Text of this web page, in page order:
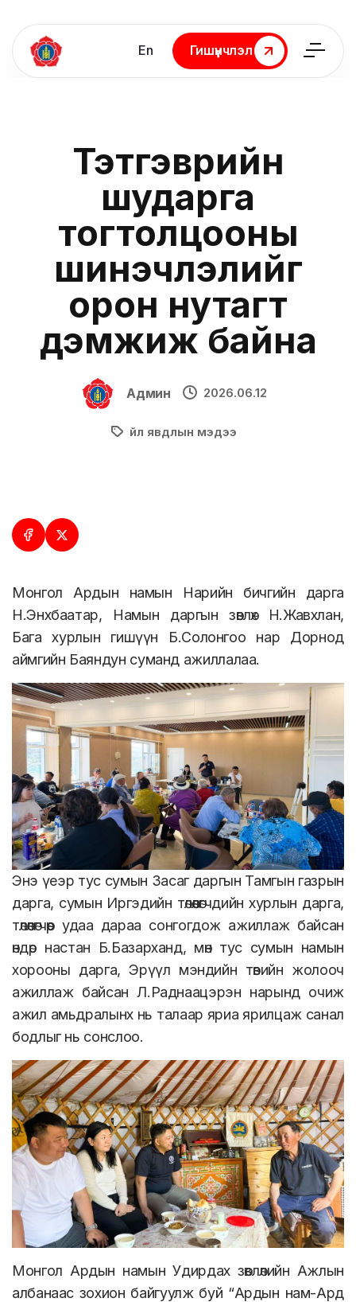
En
Гишүүнчлэл
Гишүүнчлэл
Тэтгэврийн
шударга
тогтолцооны
шинэчлэлийг
орон нутагт
дэмжиж байна
Админ 2026.06.12
Үйл явдлын мэдээ
Монгол Ардын намын Нарийн бичгийн дарга
Н.Энхбаатар, Намын даргын зөвлөх Н.Жавхлан,
Бага хурлын гишүүн Б.Солонгоо нар Дорнод
аймгийн Баяндун суманд ажиллалаа.
Энэ үеэр тус сумын Засаг даргын Тамгын газрын
дарга, сумын Иргэдийн төлөөлөгчдийн хурлын дарга,
төлөөлөгчөөр удаа дараа сонгогдож ажиллаж байсан
өндөр настан Б.Базарханд, мөн тус сумын намын
хорооны дарга, Эрүүл мэндийн төвийн жолооч
ажиллаж байсан Л.Раднаацэрэн нарынд очиж
ажил амьдралынх нь талаар яриа ярилцаж санал
бодлыг нь сонслоо.
Монгол Ардын намын Удирдах зөвлөлийн Ажлын
албанаас зохион байгуулж буй “Ардын нам-Ард